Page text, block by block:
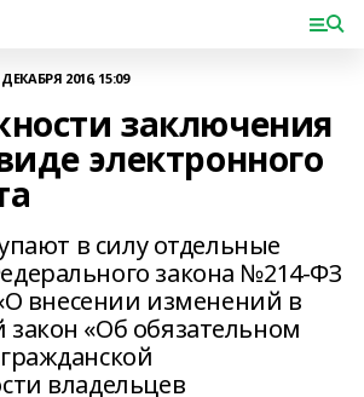
ДЕКАБРЯ 2016, 15:09
заключения
электронного
в силу отдельные
закона №214-ФЗ
внесении изменений в
«Об обязательном
владельцев